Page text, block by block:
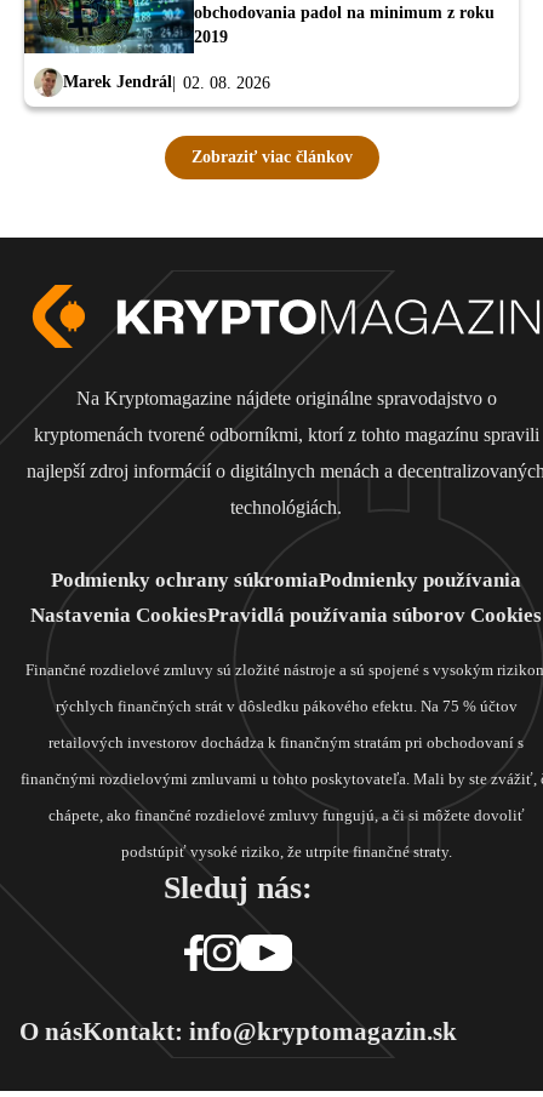
obchodovania padol na minimum z roku
2019
Marek Jendrál 02. 08. 2026
Zobraziť viac článkov
Na Kryptomagazine nájdete originálne spravodajstvo o
kryptomenách tvorené odborníkmi, ktorí z tohto magazínu spravili
najlepší zdroj informácií o digitálnych menách a
technológiách.
Podmienky ochrany súkromiaPodmienky používania
Nastavenia CookiesPravidlá používania súborov Cookies
Finančné rozdielové zmluvy sú zložité nástroje a sú spojené s vysokým
rýchlych finančných strát v dôsledku pákového efektu. Na 75 % účtov
retailových investorov dochádza k finančným stratám pri obchodovaní s
finančnými rozdielovými zmluvami u tohto poskytovateľa. Mali by ste zvážiť,
chápete, ako finančné rozdielové zmluvy fungujú, a či si môžete dovoliť
podstúpiť vysoké riziko, že utrpíte finančné straty.
Sleduj nás:
O násKontakt: info@kryptomagazin.sk